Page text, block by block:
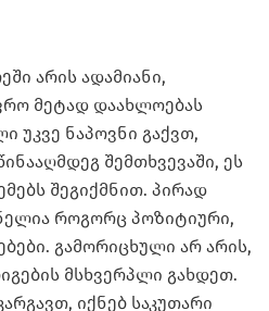
არის ადამიანი,
მეტად დაახლოებას
უკვე ნაპოვნი გაქვთ,
შემთხვევაში, ეს
შეგიქმნით. პირად
როგორც პოზიტიური,
გამორიცხული არ არის,
მსხვერპლი გახდეთ.
იქნებ საკუთარი